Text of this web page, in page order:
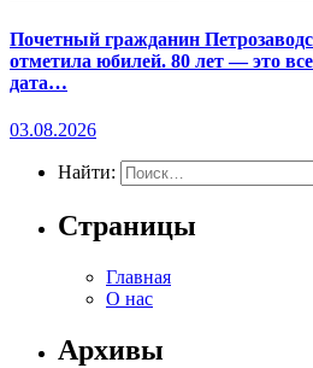
Почетный гражданин
отметила юбилей. 80 лет — это
дата…
03.08.2026
Найти:
Страницы
Главная
О нас
Архивы